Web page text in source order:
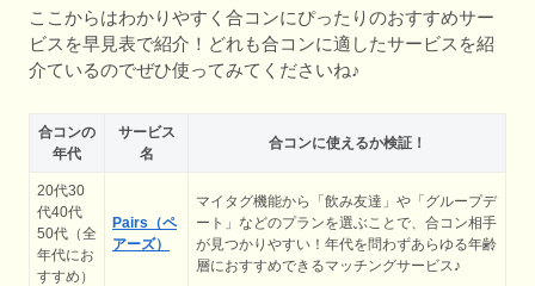
ここからはわかりやすく合コンにぴったりのおすすめサー
ビスを早見表で紹介！どれも合コンに適したサービスを紹
介ているのでぜひ使ってみてくださいね♪
合コンの
年代
サービス
名
合コンに使えるか検証！
20代30
代40代
50代（全
年代にお
すすめ）
Pairs（ペ
アーズ）
マイタグ機能から「飲み友達」や「グループデ
ート」などのプランを選ぶことで、合コン相手
が見つかりやすい！年代を問わずあらゆる年齢
層におすすめできるマッチングサービス♪